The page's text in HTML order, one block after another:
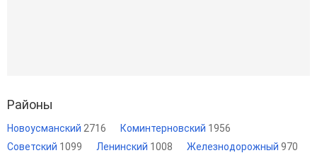
Районы
Новоусманский 2716 Коминтерновский 1956
Советский 1099 Ленинский 1008 Железнодорожный 970